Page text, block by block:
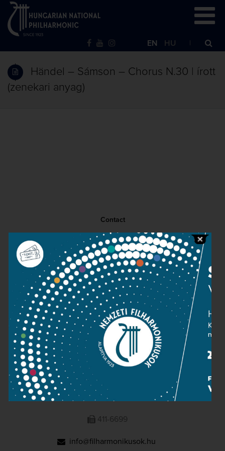
EN HU
Händel – Sámson – Chorus N.30 | írott
(zenekari anyag)
Contact
Public information
Press room
Terms and privacy
Imprint
NATIONAL PHILHARMONIC
1095 Budapest, Komor Marcell u. 1. (Müpa)
411-6600
411-6699
info@filharmonikusok.hu